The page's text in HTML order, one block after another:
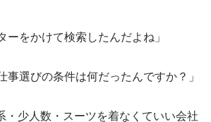
ーをかけて検索したんだよね」
事選びの条件は何だったんですか？」
・少人数・スーツを着なくていい会社